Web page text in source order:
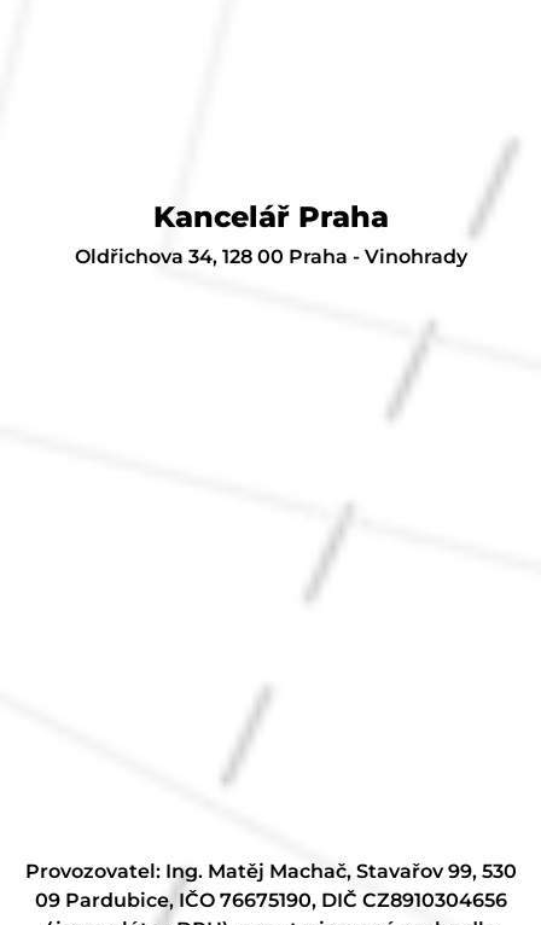
Kancelář Praha
Oldřichova 34, 128 00 Praha - Vinohrady
Provozovatel: Ing. Matěj Machač, Stavařov 99, 530
09 Pardubice, IČO 76675190, DIČ CZ8910304656